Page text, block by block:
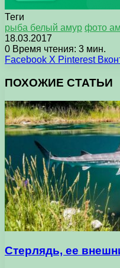
Теги
рыба белый амур фото
18.03.2017
0 Время чтения: 3 мин.
Facebook X Pinterest
ПОХОЖИЕ СТАТЬИ
Стерлядь, ее